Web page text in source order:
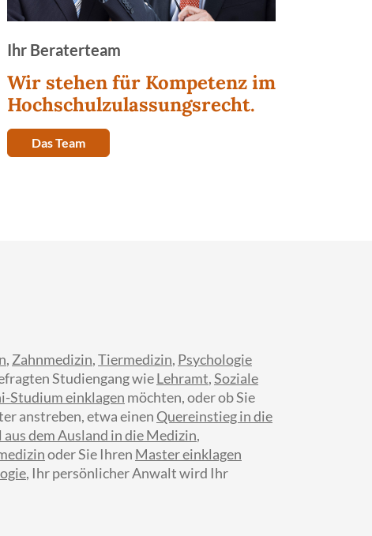
Ihr Beraterteam
Wir stehen für Kompetenz im
Hochschulzulassungsrecht.
Das Team
, Zahnmedizin,Tiermedizin, Psychologie
Studiengang wieLehramt,Soziale
Studium einklagen möchten, oder ob Sie
anstreben, etwa einen Quereinstieg in die
aus dem Ausland in die Medizin,
oder Sie Ihren Master einklagen
, Ihr persönlicher Anwalt wird Ihr